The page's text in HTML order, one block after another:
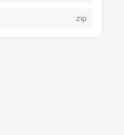
zip
zip